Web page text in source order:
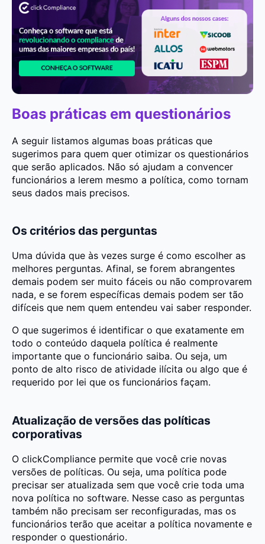
Boas práticas em questionários
A seguir listamos algumas boas práticas que
sugerimos para quem quer otimizar os questionários
que serão aplicados. Não só ajudam a convencer
funcionários a lerem mesmo a política, como tornam
seus dados mais precisos.
Os critérios das perguntas
Uma dúvida que às vezes surge é como escolher as
melhores perguntas. Afinal, se forem abrangentes
demais podem ser muito fáceis ou não comprovarem
nada, e se forem específicas demais podem ser tão
difíceis que nem quem entendeu vai saber responder.
O que sugerimos é identificar o que exatamente em
todo o conteúdo daquela política é realmente
importante que o funcionário saiba. Ou seja, um
ponto de alto risco de atividade ilícita ou algo que é
requerido por lei que os funcionários façam.
Atualização de versões das políticas
corporativas
O clickCompliance permite que você crie novas
versões de políticas. Ou seja, uma política pode
precisar ser atualizada sem que você crie toda uma
nova política no software. Nesse caso as perguntas
também não precisam ser reconfiguradas, mas os
funcionários terão que aceitar a política novamente e
responder o questionário.